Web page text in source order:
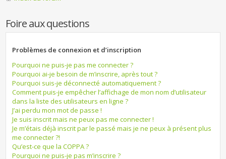
Foire aux questions
Problèmes de connexion et d’inscription
Pourquoi ne puis-je pas me connecter ?
Pourquoi ai-je besoin de m’inscrire, après tout ?
Pourquoi suis-je déconnecté automatiquement ?
Comment puis-je empêcher l’affichage de mon nom d’utilisateur
dans la liste des utilisateurs en ligne ?
J’ai perdu mon mot de passe !
Je suis inscrit mais ne peux pas me connecter !
Je m’étais déjà inscrit par le passé mais je ne peux à présent plus
me connecter ?!
Qu’est-ce que la COPPA ?
Pourquoi ne puis-je pas m’inscrire ?